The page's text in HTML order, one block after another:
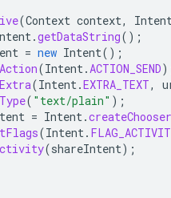
(Context context,
.getDataString();
= new Intent();
(Intent.ACTION_SEND
(Intent.EXTRA_TEXT,
( "text/plain" );
= Intent.createChooser
(Intent.
(shareIntent);